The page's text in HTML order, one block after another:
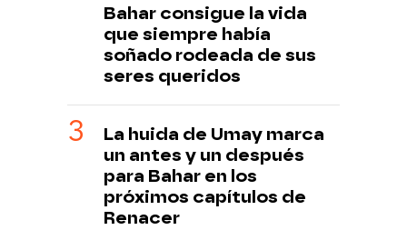
Bahar consigue la vida
que siempre había
soñado rodeada de sus
seres queridos
La huida de Umay marca
un antes y un después
para Bahar en los
próximos capítulos de
Renacer